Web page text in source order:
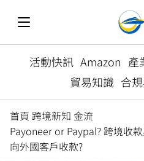
活動快訊 Amazon 產
貿易知識 合
首頁 跨境新知 金流
Payoneer or Paypal? 跨境收
向外國客戶收款?